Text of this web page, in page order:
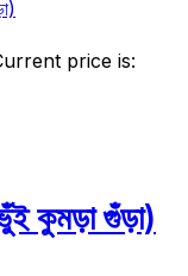
price is:
গুঁড়া)